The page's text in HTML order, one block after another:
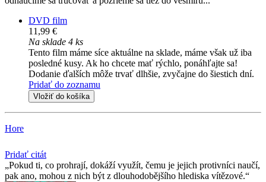
DVD film
11,99 €
Na sklade 4 ks
Tento film máme síce aktuálne na sklade, máme však už iba
posledné kusy. Ak ho chcete mať rýchlo, ponáhľajte sa!
Dodanie ďalších môže trvať dlhšie, zvyčajne do šiestich dní.
Pridať do zoznamu
Vložiť do košíka
Hore
Pridať citát
Pokud ti, co prohrají, dokáží využít, čemu je jejich protivníci naučí,
pak ano, mohou z nich být z dlouhodobějšího hlediska vítězové.